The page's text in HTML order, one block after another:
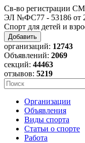
Св-во регистрации
ЭЛ №ФС77 - 53186 от
Спорт для детей и
Добавить
организаций: 12743
Объявлений: 2069
секций: 44463
отзывов: 5219
Организации
Объявления
Виды спорта
Статьи о спорте
Работа